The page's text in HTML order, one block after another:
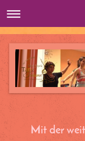
Mit der